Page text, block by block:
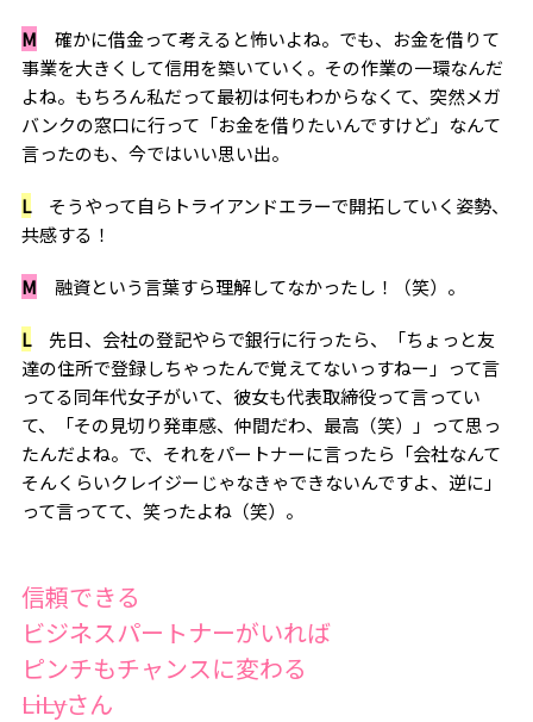
M 確かに借金って考えると怖いよね。でも、お金を借りて
事業を大きくして信用を築いていく。その作業の一環なんだ
よね。もちろん私だって最初は何もわからなくて、突然メガ
バンクの窓口に行って「お金を借りたいんですけど」なんて
言ったのも、今ではいい思い出。
Lそうやって自らトライアンドエラーで開拓していく姿勢、
共感する！
M 融資という言葉すら理解してなかったし！（笑）。
L先日、会社の登記やらで銀行に行ったら、「ちょっと友
達の住所で登録しちゃったんで覚えてないっすねー」って言
ってる同年代女子がいて、彼女も代表取締役って言ってい
て、「その見切り発車感、仲間だわ、最高（笑）」って思っ
たんだよね。で、それをパートナーに言ったら「会社なんて
そんくらいクレイジーじゃなきゃできないんですよ、逆に」
って言ってて、笑ったよね（笑）。
信頼できる
ビジネスパートナーがいれば
ピンチもチャンスに変わる
――LiLyさん